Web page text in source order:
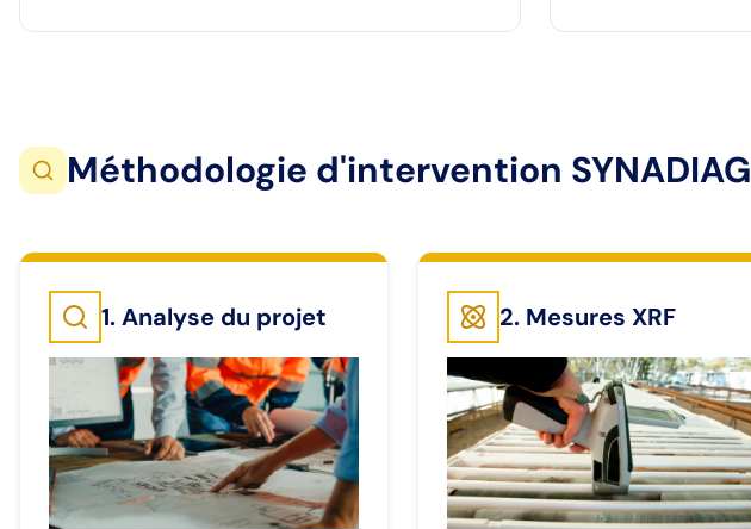
Méthodologie d'intervention SYNADIAG
1. Analyse du projet 2. Mesures XRF